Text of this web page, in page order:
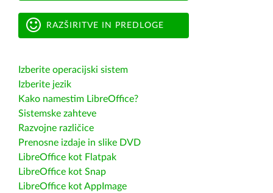
RAZŠIRITVE IN PREDLOGE
Izberite operacijski sistem
Izberite jezik
Kako namestim LibreOffice?
Sistemske zahteve
Razvojne različice
Prenosne izdaje in slike DVD
LibreOffice kot Flatpak
LibreOffice kot Snap
LibreOffice kot AppImage